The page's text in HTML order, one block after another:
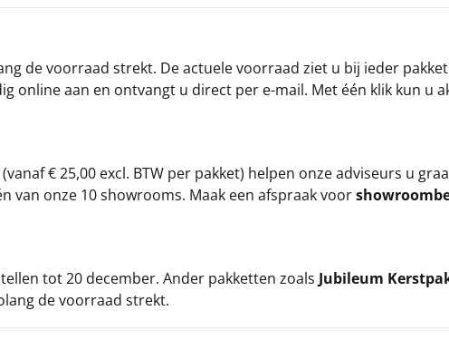
de voorraad strekt. De actuele voorraad ziet u bij ieder
online aan en ontvangt u direct per e-mail. Met één klik kun u
€ 25,00 excl. BTW per pakket) helpen onze adviseurs u
van onze 10 showrooms. Maak een afspraak voor
tot 20 december. Ander pakketten zoals Jubileum
de voorraad strekt.